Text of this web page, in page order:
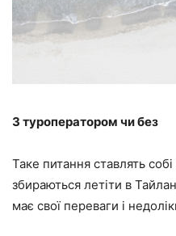
З туроператором чи без
Таке питання ставлять
збираються летіти в
має свої переваги і